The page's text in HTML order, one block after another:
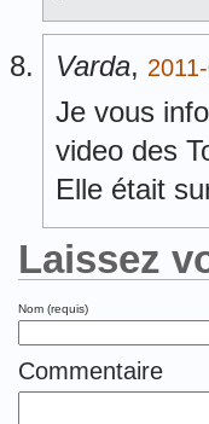
Varda,
Je vous
video des
Elle était
Laissez
Nom (requis)
Commentaire